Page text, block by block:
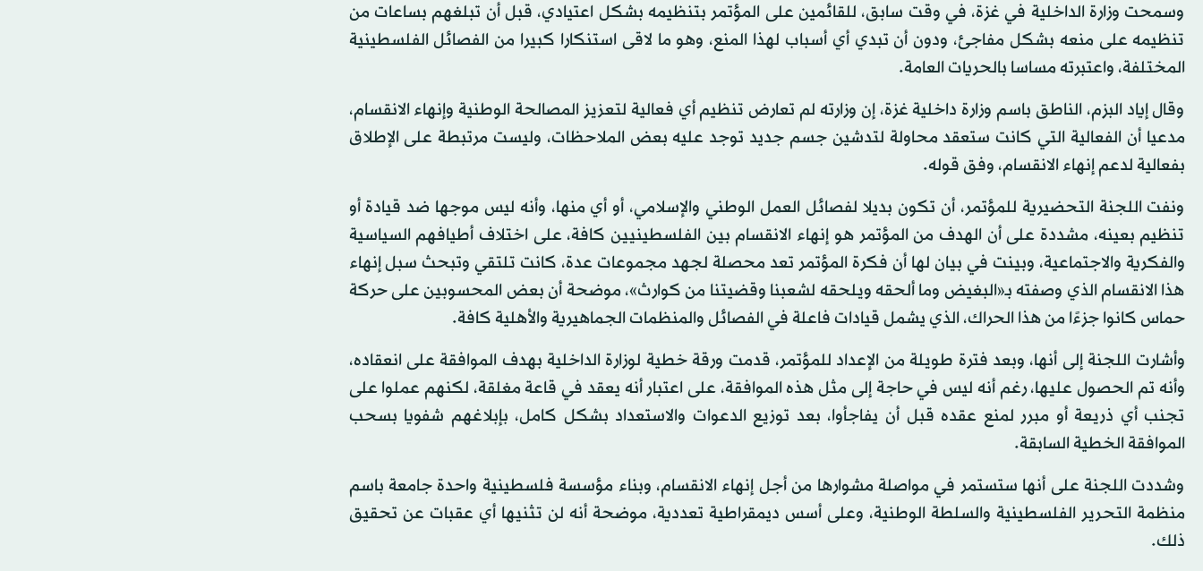
وسمحت وزارة الداخلية في غزة، في وقت سابق، للقائمين على المؤتمر بتنظيمه بشكل اعتيادي، قبل أن تبلغهم بساعات من
تنظيمه على منعه بشكل مفاجئ، ودون أن تبدي أي أسباب لهذا المنع، وهو ما لاقى استنكارا كبيرا من الفصائل الفلسطينية
المختلفة، واعتبرته مساسا بالحريات العامة.
وقال إياد البزم، الناطق باسم وزارة داخلية غزة، إن وزارته لم تعارض تنظيم أي فعالية لتعزيز المصالحة الوطنية وإنهاء الانقسام،
مدعيا أن الفعالية التي كانت ستعقد محاولة لتدشين جسم جديد توجد عليه بعض الملاحظات، وليست مرتبطة على الإطلاق
بفعالية لدعم إنهاء الانقسام، وفق قوله.
ونفت اللجنة التحضيرية للمؤتمر، أن تكون بديلا لفصائل العمل الوطني والإسلامي، أو أي منها، وأنه ليس موجها ضد قيادة أو
تنظيم بعينه، مشددة على أن الهدف من المؤتمر هو إنهاء الانقسام بين الفلسطينيين كافة، على اختلاف أطيافهم السياسية
والفكرية والاجتماعية، وبينت في بيان لها أن فكرة المؤتمر تعد محصلة لجهد مجموعات عدة، كانت تلتقي وتبحث سبل إنهاء
هذا الانقسام الذي وصفته بـ«البغيض وما ألحقه ويلحقه لشعبنا وقضيتنا من كوارث»، موضحة أن بعض المحسوبين على حركة
حماس كانوا جزءًا من هذا الحراك، الذي يشمل قيادات فاعلة في الفصائل والمنظمات الجماهيرية والأهلية كافة.
وأشارت اللجنة إلى أنها، وبعد فترة طويلة من الإعداد للمؤتمر، قدمت ورقة خطية لوزارة الداخلية بهدف الموافقة على انعقاده،
وأنه تم الحصول عليها، رغم أنه ليس في حاجة إلى مثل هذه الموافقة، على اعتبار أنه يعقد في قاعة مغلقة، لكنهم عملوا على
تجنب أي ذريعة أو مبرر لمنع عقده قبل أن يفاجأوا، بعد توزيع الدعوات والاستعداد بشكل كامل، بإبلاغهم شفويا بسحب
الموافقة الخطية السابقة.
وشددت اللجنة على أنها ستستمر في مواصلة مشوارها من أجل إنهاء الانقسام، وبناء مؤسسة فلسطينية واحدة جامعة باسم
منظمة التحرير الفلسطينية والسلطة الوطنية، وعلى أسس ديمقراطية تعددية، موضحة أنه لن تثنيها أي عقبات عن تحقيق
ذلك.